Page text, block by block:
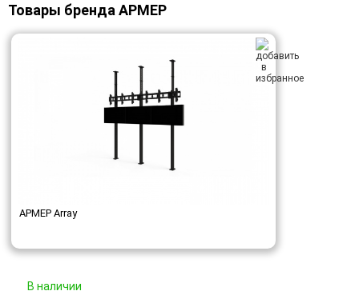
Товары бренда АРМЕР
АРМЕР Array
В наличии